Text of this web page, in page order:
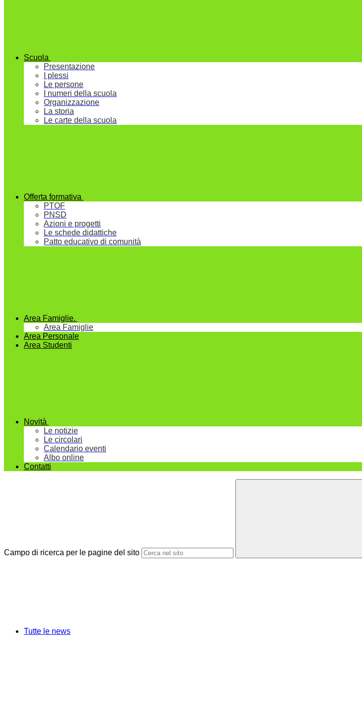
Scuola
Presentazione
I plessi
Le persone
I numeri della scuola
Organizzazione
La storia
Le carte della scuola
Offerta formativa
PTOF
PNSD
Azioni e progetti
Le schede didattiche
Patto educativo di comunità
Area Famiglie.
Area Famiglie
Area Personale
Area Studenti
Novità
Le notizie
Le circolari
Calendario eventi
Albo online
Contatti
Campo di ricerca per le pagine del sito
Tutte le news